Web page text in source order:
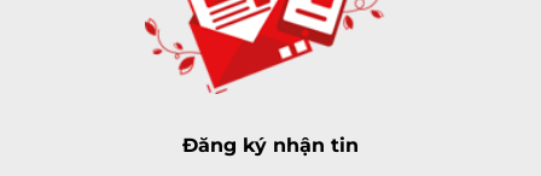
Đăng ký nhận tin